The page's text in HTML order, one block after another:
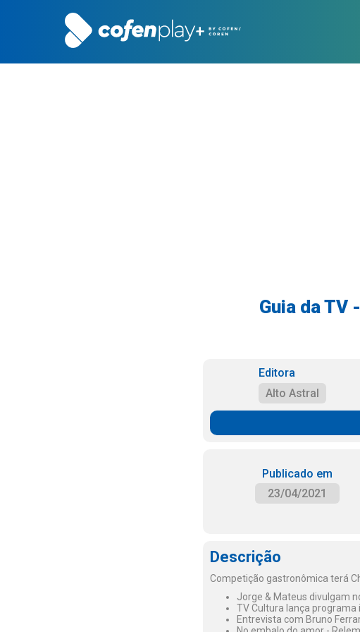
Guia da TV
Editora
Alto Astral
Publicado em
23/04/2021
Descrição
Competição gastronômica terá
Jorge & Mateus divulgam
TV Cultura lança
Entrevista com Bruno